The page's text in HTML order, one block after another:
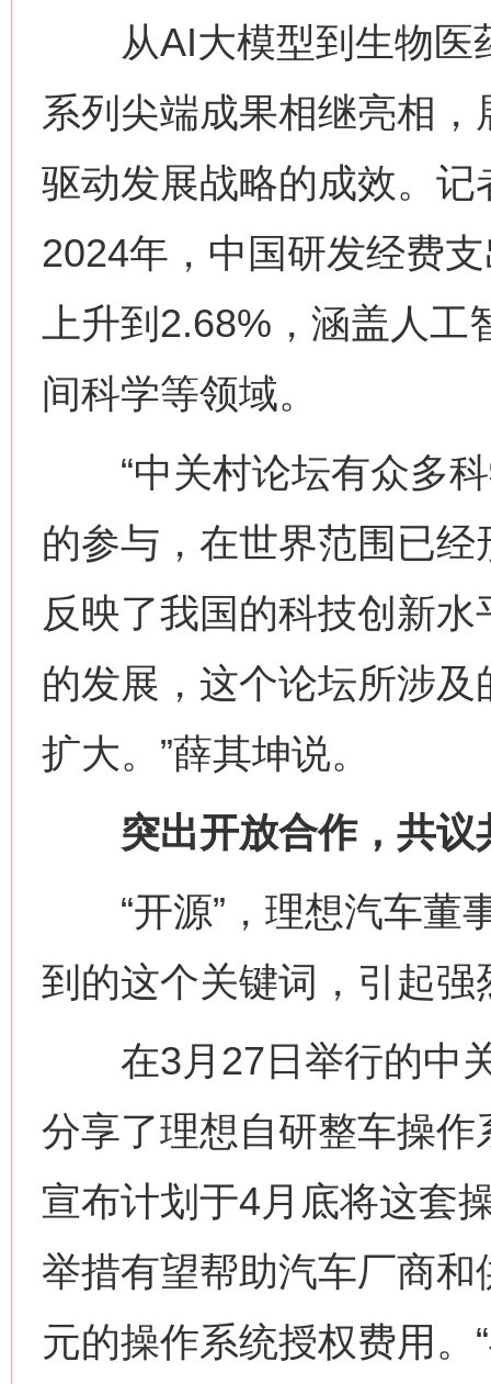
从AI大模型到生物医
系列尖端成果相继亮相
驱动发展战略的成效。
2024年，中国研发经费
上升到2.68%，涵盖人
间科学等领域。
“中关村论坛有众多科
的参与，在世界范围已
反映了我国的科技创新
的发展，这个论坛所涉
扩大。”薛其坤说。
突出开放合作，共议
“开源”，理想汽车董
到的这个关键词，引起强
在3月27日举行的中关
分享了理想自研整车操
宣布计划于4月底将这套
举措有望帮助汽车厂商
元的操作系统授权费用